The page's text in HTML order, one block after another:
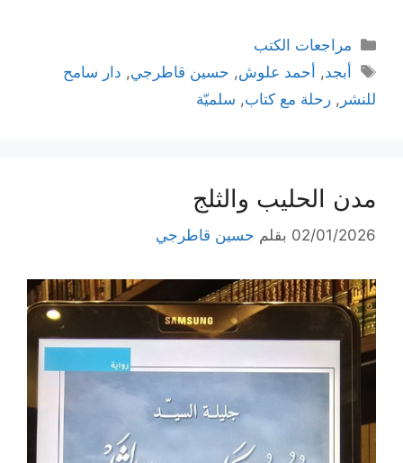
التصنيفات
مراجعات الكتب
الوسوم
أبجد, أحمد علوش, حسين قاطرجي, دار سامح
للنشر , رحلة مع كتاب, سلميّة
مدن الحليب والثلج
02/01/2026 بقلم حسين قاطرجي